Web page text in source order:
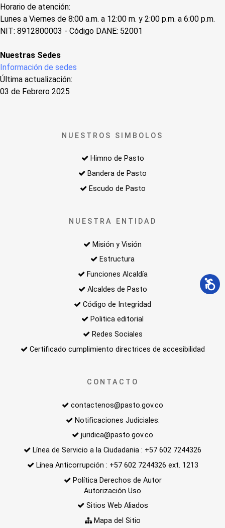
Horario de atención:
Lunes a Viernes de 8:00 a.m. a 12:00 m. y 2:00 p.m. a 6:00 p.m.
NIT: 8912800003 - Código DANE: 52001
Nuestras Sedes
Información de sedes
Última actualización:
03 de Febrero 2025
NUESTROS SIMBOLOS
Himno de Pasto
Bandera de Pasto
Escudo de Pasto
NUESTRA ENTIDAD
Misión y Visión
Estructura
Funciones Alcaldía
Alcaldes de Pasto
Código de Integridad
Politica editorial
Redes Sociales
Certificado cumplimiento directrices de accesibilidad
CONTACTO
contactenos@pasto.gov.co
Notificaciones Judiciales:
juridica@pasto.gov.co
Línea de Servicio a la Ciudadania : +57 602 7244326
Línea Anticorrupción : +57 602 7244326 ext. 1213
Política Derechos de Autor
Autorización Uso
Sitios Web Aliados
Mapa del Sitio